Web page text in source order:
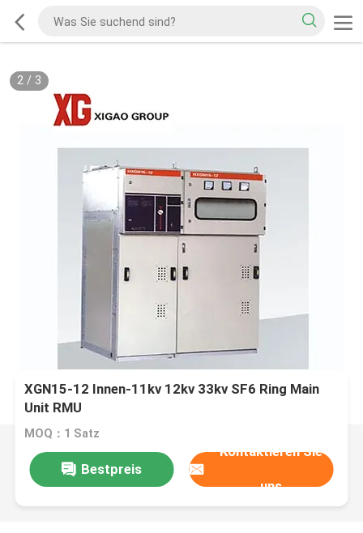
2/ 3
XGN15-12 Innen-11kv 12kv 33kv SF6 Ring Main
Unit RMU
MOQ：1 Satz
Bestpreis
Kontaktieren Sie
uns